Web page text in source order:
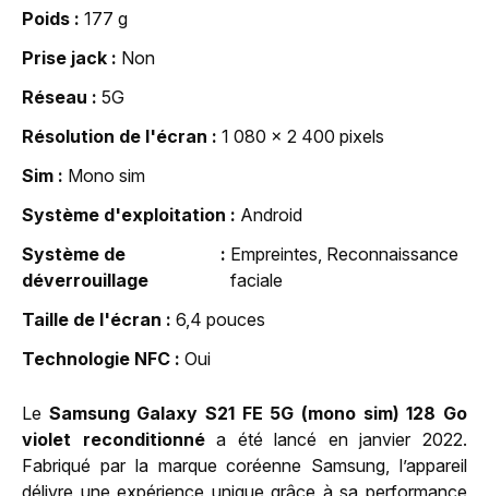
Poids
177 g
Prise jack
Non
Réseau
5G
Résolution de l'écran
1 080 x 2 400 pixels
Sim
Mono sim
Système d'exploitation
Android
Système de
déverrouillage
Empreintes, Reconnaissance
faciale
Taille de l'écran
6,4 pouces
Technologie NFC
Oui
Le Samsung Galaxy S21 FE 5G (mono sim) 128 Go
violet reconditionnéa été lancé en janvier 2022.
Fabriqué par la marque coréenne Samsung, l’appareil
délivre une expérience unique grâce à sa performance